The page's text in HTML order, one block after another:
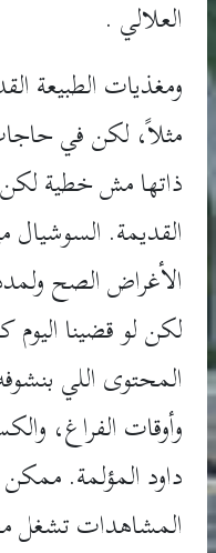
العلالي .
ومغذيات الطبيعة
مثلاً، لكن في
ذاتها مش خطية
القديمة. السوشيال
الأغراض الصح
لكن لو قضينا
المحتوى اللي
وأوقات الفراغ،
داود المؤلمة. ممكن
المشاهدات تشغل